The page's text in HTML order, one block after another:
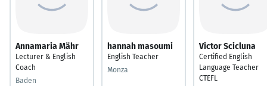
Annamaria Mähr
Lecturer & English
Coach
Baden
hannah masoumi
English Teacher
Monza
Victor Scicluna
Certified English
Language Teacher
CTEFL